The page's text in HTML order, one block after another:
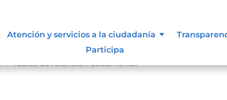
Atención y servicios a la ciudadanía
Participa